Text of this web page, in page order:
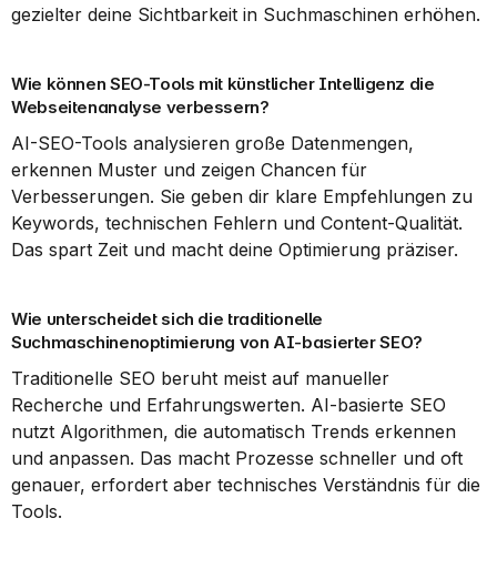
gezielter deine Sichtbarkeit in Suchmaschinen erhöhen.
Wie können SEO-Tools mit künstlicher Intelligenz die
Webseitenanalyse verbessern?
AI-SEO-Tools analysieren große Datenmengen,
erkennen Muster und zeigen Chancen für
Verbesserungen. Sie geben dir klare Empfehlungen zu
Keywords, technischen Fehlern und Content-Qualität.
Das spart Zeit und macht deine Optimierung präziser.
Wie unterscheidet sich die traditionelle
Suchmaschinenoptimierung von AI-basierter SEO?
Traditionelle SEO beruht meist auf manueller
Recherche und Erfahrungswerten. AI-basierte SEO
nutzt Algorithmen, die automatisch Trends erkennen
und anpassen. Das macht Prozesse schneller und oft
genauer, erfordert aber technisches Verständnis für die
Tools.